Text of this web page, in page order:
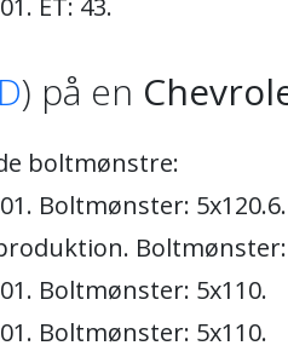
ET: 43.
) på en
boltmønstre:
Boltmønster: 5x120.6.
Boltmønster:
Boltmønster: 5x110.
Boltmønster: 5x110.